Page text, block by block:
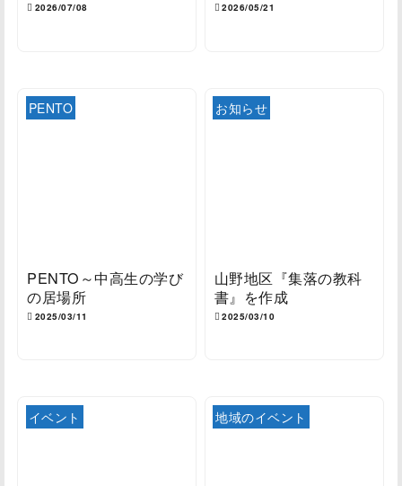
2026/07/08 2026/05/21
PENTO
PENTO～中高生の学び
の居場所
2025/03/11
お知らせ
山野地区『集落の教科
書』を作成
2025/03/10
イベント 地域のイベント